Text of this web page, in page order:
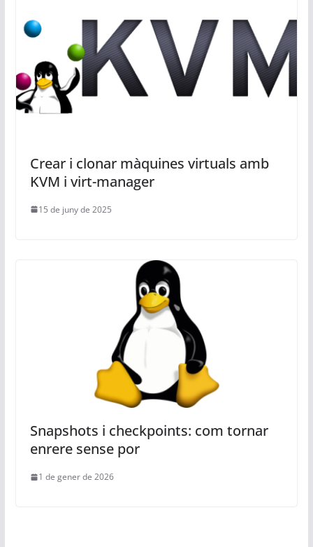
Crear i clonar màquines virtuals amb
KVM i virt-manager
15 de juny de 2025
Snapshots i checkpoints: com tornar
enrere sense por
1 de gener de 2026